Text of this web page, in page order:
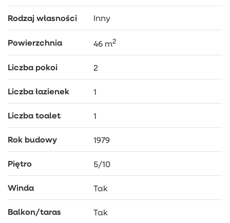
Rodzaj własności Inny
Powierzchnia 46 m2
Liczba pokoi 2
Liczba łazienek 1
Liczba toalet 1
Rok budowy 1979
Piętro 5/10
Winda Tak
Balkon/taras Tak